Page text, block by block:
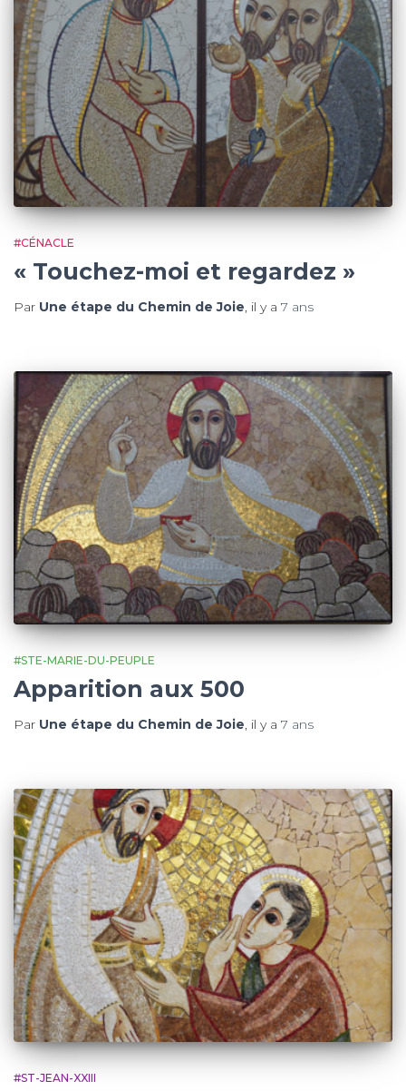
#CÉNACLE
« Touchez-moi et regardez »
Par Une étape du Chemin de Joie, il y a 7 ans
#STE-MARIE-DU-PEUPLE
Apparition aux 500
Par Une étape du Chemin de Joie, il y a 7 ans
#ST-JEAN-XXIII